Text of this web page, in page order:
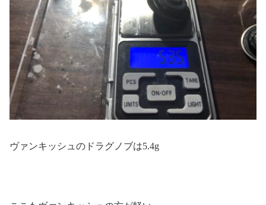
ヴァンキッシュのドラグノブは5.4g